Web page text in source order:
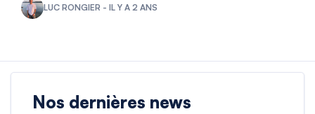
LUC RONGIER - IL Y A 2 ANS
Nos dernières news